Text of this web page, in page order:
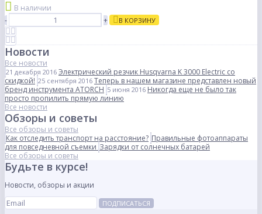
В наличии
-
+ В КОРЗИНУ
Новости
Все новости
21 декабря 2016 Электрический резчик Husqvarna K 3000 Electric со
скидкой! 25 сентября 2016 Теперь в нашем магазине представлен новый
бренд инструмента ATORCH 5 июня 2016 Никогда еще не было так
просто пропилить прямую линию
Все новости
Обзоры и советы
Все обзоры и советы
Как отследить транспорт на расстояние? Правильные фотоаппараты
для повседневной съемки Зарядки от солнечных батарей
Все обзоры и советы
Будьте в курсе!
Новости, обзоры и акции
ПОДПИСАТЬСЯ